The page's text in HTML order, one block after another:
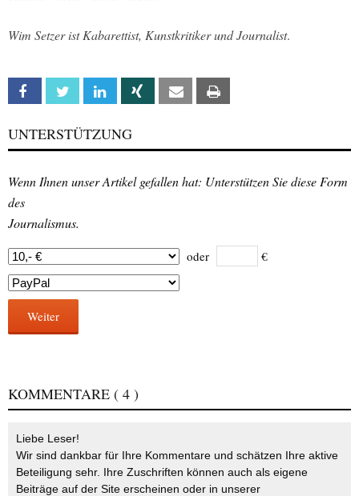
Wim Setzer ist Kabarettist, Kunstkritiker und Journalist.
Facebook Twitter Linkedin Xing Email
UNTERSTÜTZUNG
Wenn Ihnen unser Artikel gefallen hat: Unterstützen Sie diese Form
des
Journalismus.
oder €
Weiter
KOMMENTARE ( 4 )
Liebe Leser!
Wir sind dankbar für Ihre Kommentare und schätzen Ihre aktive
Beteiligung sehr. Ihre Zuschriften können auch als eigene
Beiträge auf der Site erscheinen oder in unserer